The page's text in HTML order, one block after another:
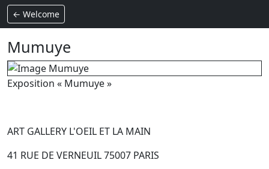
← Welcome
Mumuye
Exposition « Mumuye »
ART GALLERY L'OEIL ET LA MAIN
41 RUE DE VERNEUIL 75007 PARIS